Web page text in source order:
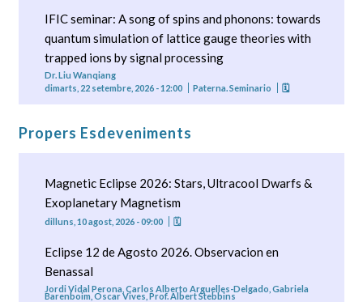
IFIC seminar: A song of spins and phonons: towards
quantum simulation of lattice gauge theories with
trapped ions by signal processing
Dr. Liu Wanqiang
dimarts, 22 setembre, 2026 - 12:00
Paterna. Seminario 🗓
Propers Esdeveniments
Magnetic Eclipse 2026: Stars, Ultracool Dwarfs &
Exoplanetary Magnetism
dilluns, 10 agost, 2026 - 09:00 🗓
Eclipse 12 de Agosto 2026. Observacion en
Benassal
Jordi Vidal Perona, Carlos Alberto Arguelles-Delgado, Gabriela
Barenboim, Oscar Vives, Prof. Albert Stebbins